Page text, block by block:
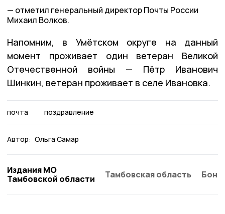
отметил генеральный директор Почты России
Михаил Волков.
Напомним, в Умётском округе на данный
момент проживает один ветеран Великой
Отечественной войны — Пётр Иванович
Шинкин, ветеран проживает в селе Ивановка.
почта поздравление
Автор: Ольга Самар
Издания МО
Тамбовской области
Тамбовская область